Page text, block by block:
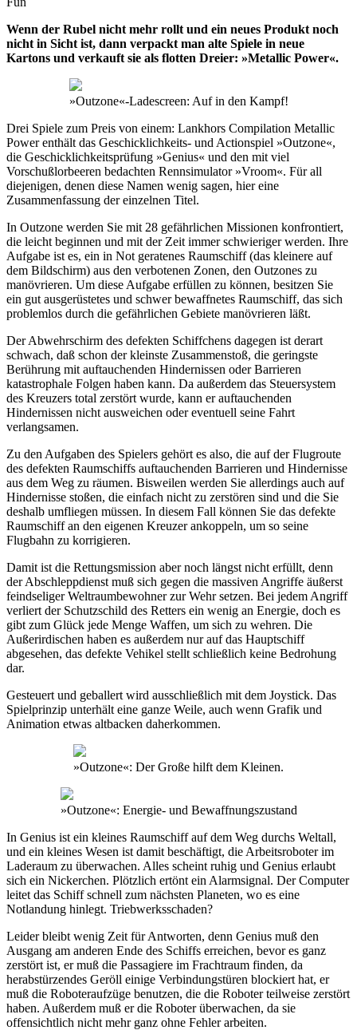
Wenn der Rubel nicht mehr rollt und ein neues Produkt noch
nicht in Sicht ist, dann verpackt man alte Spiele in neue
Kartons und verkauft sie als flotten Dreier: »Metallic Power«.
»Outzone«-Ladescreen: Auf in den Kampf!
Drei Spiele zum Preis von einem: Lankhors Compilation Metallic
Power enthält das Geschicklichkeits- und Actionspiel »Outzone«,
die Geschicklichkeitsprüfung »Genius« und den mit viel
Vorschußlorbeeren bedachten Rennsimulator »Vroom«. Für all
diejenigen, denen diese Namen wenig sagen, hier eine
Zusammenfassung der einzelnen Titel.
In Outzone werden Sie mit 28 gefährlichen Missionen konfrontiert,
die leicht beginnen und mit der Zeit immer schwieriger werden. Ihre
Aufgabe ist es, ein in Not geratenes Raumschiff (das kleinere auf
dem Bildschirm) aus den verbotenen Zonen, den Outzones zu
manövrieren. Um diese Aufgabe erfüllen zu können, besitzen Sie
ein gut ausgerüstetes und schwer bewaffnetes Raumschiff, das sich
problemlos durch die gefährlichen Gebiete manövrieren läßt.
Der Abwehrschirm des defekten Schiffchens dagegen ist derart
schwach, daß schon der kleinste Zusammenstoß, die geringste
Berührung mit auftauchenden Hindernissen oder Barrieren
katastrophale Folgen haben kann. Da außerdem das Steuersystem
des Kreuzers total zerstört wurde, kann er auftauchenden
Hindernissen nicht ausweichen oder eventuell seine Fahrt
verlangsamen.
Zu den Aufgaben des Spielers gehört es also, die auf der Flugroute
des defekten Raumschiffs auftauchenden Barrieren und Hindernisse
aus dem Weg zu räumen. Bisweilen werden Sie allerdings auch auf
Hindernisse stoßen, die einfach nicht zu zerstören sind und die Sie
deshalb umfliegen müssen. In diesem Fall können Sie das defekte
Raumschiff an den eigenen Kreuzer ankoppeln, um so seine
Flugbahn zu korrigieren.
Damit ist die Rettungsmission aber noch längst nicht erfüllt, denn
der Abschleppdienst muß sich gegen die massiven Angriffe äußerst
feindseliger Weltraumbewohner zur Wehr setzen. Bei jedem Angriff
verliert der Schutzschild des Retters ein wenig an Energie, doch es
gibt zum Glück jede Menge Waffen, um sich zu wehren. Die
Außerirdischen haben es außerdem nur auf das Hauptschiff
abgesehen, das defekte Vehikel stellt schließlich keine Bedrohung
dar.
Gesteuert und geballert wird ausschließlich mit dem Joystick. Das
Spielprinzip unterhält eine ganze Weile, auch wenn Grafik und
Animation etwas altbacken daherkommen.
»Outzone«: Der Große hilft dem Kleinen.
»Outzone«: Energie- und Bewaffnungszustand
In Genius ist ein kleines Raumschiff auf dem Weg durchs Weltall,
und ein kleines Wesen ist damit beschäftigt, die Arbeitsroboter im
Laderaum zu überwachen. Alles scheint ruhig und Genius erlaubt
sich ein Nickerchen. Plötzlich ertönt ein Alarmsignal. Der Computer
leitet das Schiff schnell zum nächsten Planeten, wo es eine
Notlandung hinlegt. Triebwerksschaden?
Leider bleibt wenig Zeit für Antworten, denn Genius muß den
Ausgang am anderen Ende des Schiffs erreichen, bevor es ganz
zerstört ist, er muß die Passagiere im Frachtraum finden, da
herabstürzendes Geröll einige Verbindungstüren blockiert hat, er
muß die Roboteraufzüge benutzen, die die Roboter teilweise zerstört
haben. Außerdem muß er die Roboter überwachen, da sie
offensichtlich nicht mehr ganz ohne Fehler arbeiten.